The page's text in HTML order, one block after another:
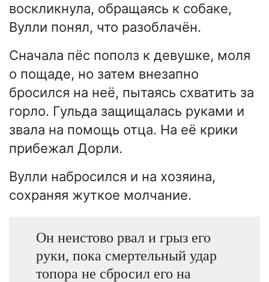
воскликнула, обращаясь к собаке,
Вулли понял, что разоблачён.
Сначала пёс пополз к девушке, моля
о пощаде, но затем внезапно
бросился на неё, пытаясь схватить за
горло. Гульда защищалась руками и
звала на помощь отца. На её крики
прибежал Дорли.
Вулли набросился и на хозяина,
сохраняя жуткое молчание.
Он неистово рвал и грыз его
руки, пока смертельный удар
топора не сбросил его на